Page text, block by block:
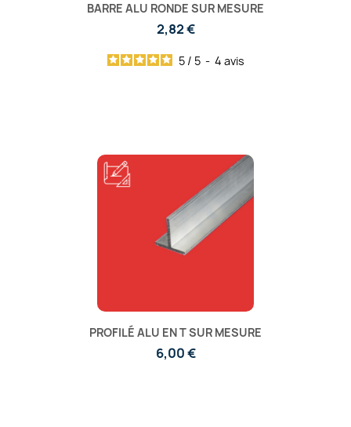
BARRE ALU RONDE SUR MESURE
2,82 €
5 / 5 - 4 avis
PROFILÉ ALU EN T SUR MESURE
6,00 €